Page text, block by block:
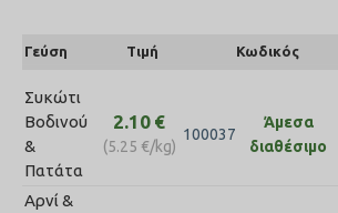
Γεύση Τιμή Κωδικός
Συκώτι
Βοδινού
&
Πατάτα
2.10 €
(5.25 €/kg)
100037
Άμεσα
διαθέσιμο
Αρνί &